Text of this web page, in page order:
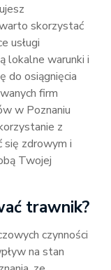
skorzystać
usługi
lokalne warunki i
do osiągnięcia
firm
w Poznaniu
z
się zdrowym i
Twojej
trawnik?
czynności
na stan